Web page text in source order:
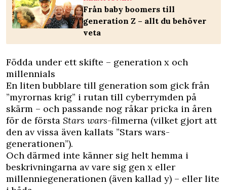
Från baby boomers till
generation Z – allt du behöver
veta
Födda under ett skifte – generation x och
millennials
En liten bubblare till generation som gick från
”myrornas krig” i rutan till cyberrymden på
skärm – och passande nog råkar pricka in åren
för de första Stars wars-filmerna (vilket gjort att
den av vissa även kallats ”Stars wars-
generationen”).
Och därmed inte känner sig helt hemma i
beskrivningarna av vare sig gen x eller
millenniegenerationen (även kallad y) – eller lite